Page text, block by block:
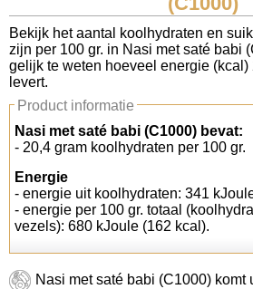
Koolhydraten tellen
Links
Bekijk het aantal koolhydraten en
zijn per 100 gr. in Nasi met saté babi
gelijk te weten hoeveel energie (kcal)
levert.
Product informatie
Nasi met saté babi (C1000) bevat:
- 20,4 gram koolhydraten per 100 gr.
Energie
- energie uit koolhydraten: 341
- energie per 100 gr. totaal
vezels): 680 kJoule (162 kcal).
Nasi met saté babi (C1000) komt